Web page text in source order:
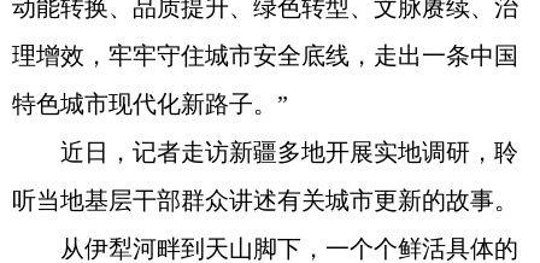
动能转换、品质提升、绿色转型、文脉赓续、治
理增效，牢牢守住城市安全底线，走出一条中国
特色城市现代化新路子。”
近日，记者走访新疆多地开展实地调研，聆
听当地基层干部群众讲述有关城市更新的故事。
从伊犁河畔到天山脚下，一个个鲜活具体的